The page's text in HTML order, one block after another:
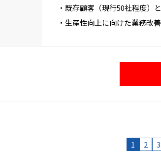
・既存顧客（現行50社程度）
・生産性向上に向けた業務改
1 2 3